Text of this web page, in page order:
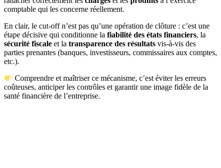
comptable qui les concerne réellement.
En clair, le cut-off n’est pas qu’une opération de clôture : c’est une
étape décisive qui conditionne la fiabilité des états financiers, la
sécurité fiscale et la transparence des résultats vis-à-vis des
parties prenantes (banques, investisseurs, commissaires aux comptes,
etc.).
Comprendre et maîtriser ce mécanisme, c’est éviter les erreurs
coûteuses, anticiper les contrôles et garantir une image fidèle de la
santé financière de l’entreprise.